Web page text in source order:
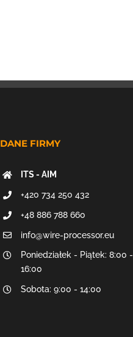
DANE FIRMY
ITS - AIM
+420 734 250 432
+48 886 788 660
info@wire-processor.eu
Poniedziałek - Piątek: 8:00 -
16:00
Sobota: 9:00 - 14:00